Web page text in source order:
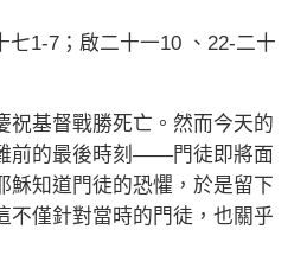
1-7；啟二十一10 、22-二十
基督戰勝死亡。然而今天的
前的最後時刻——門徒即將面
穌知道門徒的恐懼，於是留下
不僅針對當時的門徒，也關乎